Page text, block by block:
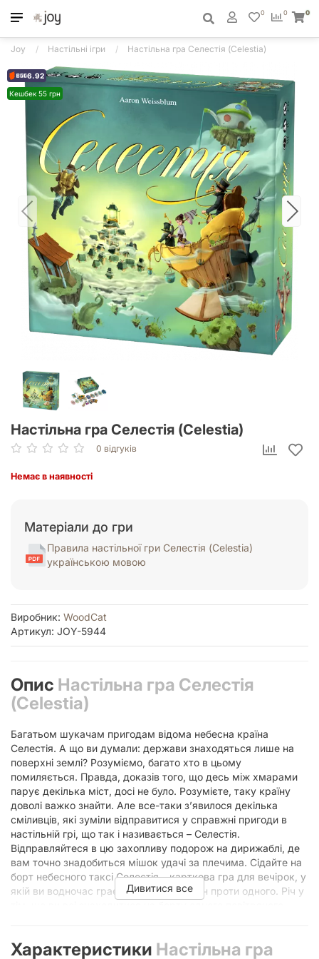
0
0 0
Joy Настільні ігри Настільна гра Селестія (Celestia)
6.92
Кешбек 55 грн
Настільна гра Селестія (Celestia)
0 відгуків
Немає в наявності
Матеріали до гри
Правила настільної гри Селестія (Celestia)
українською мовою
Виробник: WoodCat
Артикул: JOY-5944
Опис Настільна гра Селестія
(Celestia)
Багатьом шукачам пригодам відома небесна країна
Селестія. А що ви думали: держави знаходяться лише на
поверхні землі? Розуміємо, багато хто в цьому
помиляється. Правда, доказів того, що десь між хмарами
парує декілька міст, досі не було. Розумієте, таку країну
доволі важко знайти. Але все-таки з’явилося декілька
сміливців, які зуміли відправитися у справжні пригоди в
настільній грі, що так і називається – Селестія.
Відправляйтеся в цю захопливу подорож на дирижаблі, де
вам точно знадобиться мішок удачі за плечима. Сідайте на
борт небесного таксі Селестія – карткова гра для вечірок, у
якій ви водночас граєте спільно та один проти одного. Річ у
вдасться, то і всі на борту зазнають невдачі. Ви, звісно,
Дивитися все
Характеристики Настільна гра